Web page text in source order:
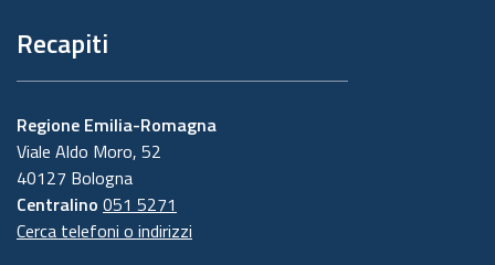
Recapiti
Regione Emilia-Romagna
Viale Aldo Moro, 52
40127 Bologna
Centralino 051 5271
Cerca telefoni o indirizzi